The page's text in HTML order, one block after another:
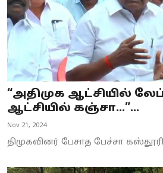
“அதிமுக ஆட்சியில்
ஆட்சியில் கஞ்சா...”...
Nov 21, 2024
திமுகவினர் பேசாத பேச்சா கஸ்தூரி